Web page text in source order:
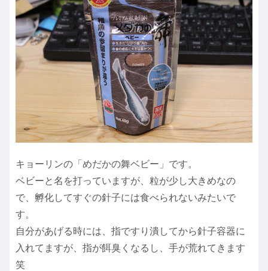
キョーリンの「めだかの舞ベビー」です。
ベビーと名を打っていますが、粒が少し大きめなの
で、孵化してすぐの針子には食べられないみたいで
す。
自分があげる時には、指ですり潰してから針子容器に
入れてますが、指が餌臭くなるし、手が荒れてきます
笑